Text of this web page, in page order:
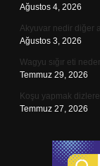
Ağustos 4, 2026
Akyuvar nedir diğer
Ağustos 3, 2026
Wagyu sığır eti
Temmuz 29, 2026
Koşu yapmak
Temmuz 27, 2026